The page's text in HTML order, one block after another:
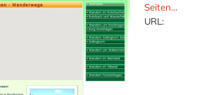
Seiten...
URL: